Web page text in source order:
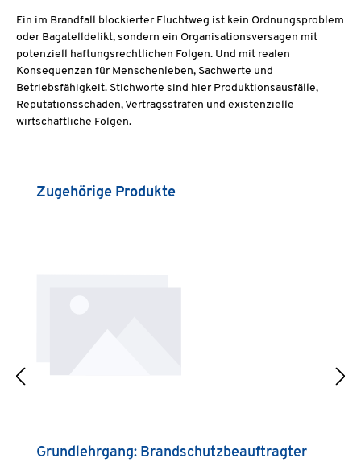
Ein im Brandfall blockierter Fluchtweg ist kein Ordnungsproblem
oder Bagatelldelikt, sondern ein Organisationsversagen mit
potenziell haftungsrechtlichen Folgen. Und mit realen
Konsequenzen für Menschenleben, Sachwerte und
Betriebsfähigkeit. Stichworte sind hier Produktionsausfälle,
Reputationsschäden, Vertragsstrafen und existenzielle
wirtschaftliche Folgen.
Produktgalerie überspringen
Zugehörige Produkte
Grundlehrgang: Brandschutzbeauftragter